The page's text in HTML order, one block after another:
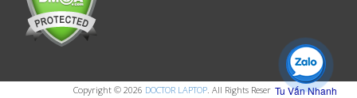
Copyright © 2026 DOCTOR LAPTOP . All Rights ReservedTu Vấn Nhanh